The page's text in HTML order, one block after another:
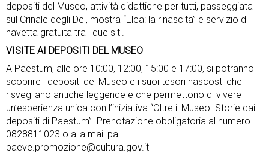
depositi del Museo, attività didattiche per tutti, passeggiata
sul Crinale degli Dei, mostra “Elea: la rinascita” e servizio di
navetta gratuita tra i due siti.
VISITE AI DEPOSITI DEL MUSEO
A Paestum, alle ore 10:00, 12:00, 15:00 e 17:00, si potranno
scoprire i depositi del Museo e i suoi tesori nascosti che
risvegliano antiche leggende e che permettono di vivere
un’esperienza unica con l’iniziativa “Oltre il Museo. Storie dai
depositi di Paestum”. Prenotazione obbligatoria al numero
0828811023 o alla mail pa-
paeve.promozione@cultura.gov.it